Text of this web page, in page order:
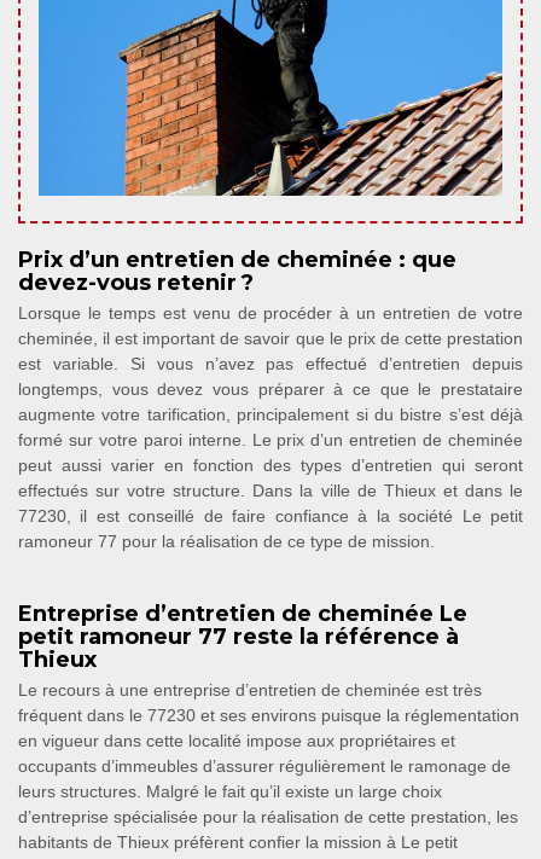
Prix d’un entretien de cheminée : que
devez-vous retenir ?
Lorsque le temps est venu de procéder à un entretien de votre
cheminée, il est important de savoir que le prix de cette prestation
est variable. Si vous n’avez pas effectué d’entretien depuis
longtemps, vous devez vous préparer à ce que le prestataire
augmente votre tarification, principalement si du bistre s’est déjà
formé sur votre paroi interne. Le prix d’un entretien de cheminée
peut aussi varier en fonction des types d’entretien qui seront
effectués sur votre structure. Dans la ville de Thieux et dans le
77230, il est conseillé de faire confiance à la société Le petit
ramoneur 77 pour la réalisation de ce type de mission.
Entreprise d’entretien de cheminée Le
petit ramoneur 77 reste la référence à
Thieux
Le recours à une entreprise d’entretien de cheminée est très
fréquent dans le 77230 et ses environs puisque la réglementation
en vigueur dans cette localité impose aux propriétaires et
occupants d’immeubles d’assurer régulièrement le ramonage de
leurs structures. Malgré le fait qu’il existe un large choix
d’entreprise spécialisée pour la réalisation de cette prestation, les
habitants de Thieux préfèrent confier la mission à Le petit